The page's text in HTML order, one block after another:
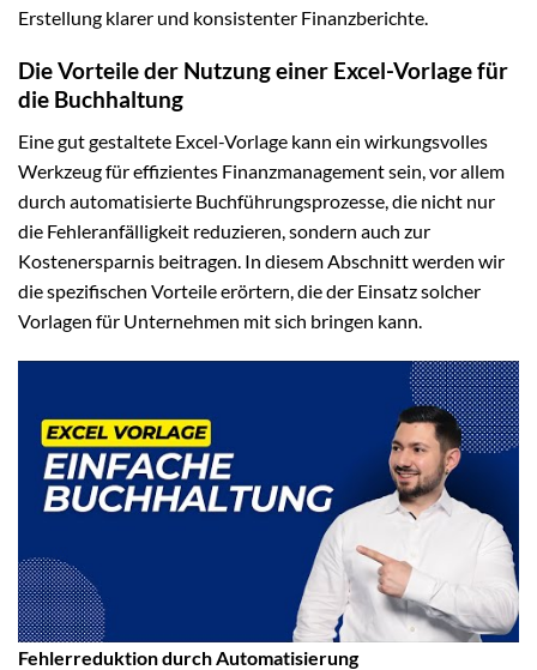
Erstellung klarer und konsistenter Finanzberichte.
Die Vorteile der Nutzung einer Excel-Vorlage für
die Buchhaltung
Eine gut gestaltete Excel-Vorlage kann ein wirkungsvolles
Werkzeug für effizientes Finanzmanagement sein, vor allem
durch automatisierte Buchführungsprozesse, die nicht nur
die Fehleranfälligkeit reduzieren, sondern auch zur
Kostenersparnis beitragen. In diesem Abschnitt werden wir
die spezifischen Vorteile erörtern, die der Einsatz solcher
Vorlagen für Unternehmen mit sich bringen kann.
Fehlerreduktion durch Automatisierung